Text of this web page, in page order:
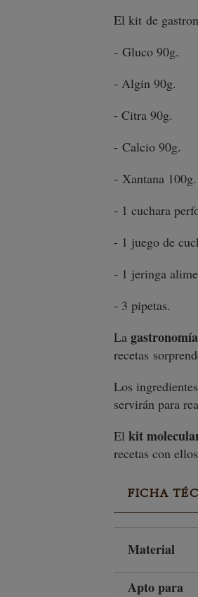
El kit de
- Gluco 90g.
- Algin 90g.
- Citra 90g.
- Calcio 90g.
- Xantana 100g.
- 1 cuchara
- 1 juego de
- 1 jeringa
- 3 pipetas.
La
recetas
Los
servirán para
El kit
recetas con
FICHA
Material
Apto para